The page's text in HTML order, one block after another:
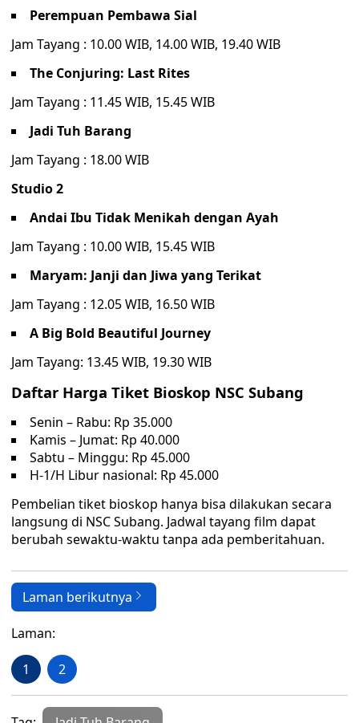
Perempuan Pembawa Sial
Jam Tayang : 10.00 WIB, 14.00 WIB, 19.40 WIB
The Conjuring: Last Rites
Jam Tayang : 11.45 WIB, 15.45 WIB
Jadi Tuh Barang
Jam Tayang : 18.00 WIB
Studio 2
Andai Ibu Tidak Menikah dengan Ayah
Jam Tayang : 10.00 WIB, 15.45 WIB
Maryam: Janji dan Jiwa yang Terikat
Jam Tayang : 12.05 WIB, 16.50 WIB
A Big Bold Beautiful Journey
Jam Tayang: 13.45 WIB, 19.30 WIB
Daftar Harga Tiket Bioskop NSC Subang
Senin – Rabu: Rp 35.000
Kamis – Jumat: Rp 40.000
Sabtu – Minggu: Rp 45.000
H-1/H Libur nasional: Rp 45.000
Pembelian tiket bioskop hanya bisa dilakukan secara
langsung di NSC Subang. Jadwal tayang film dapat
berubah sewaktu-waktu tanpa ada pemberitahuan.
Laman berikutnya
Laman:
1 2